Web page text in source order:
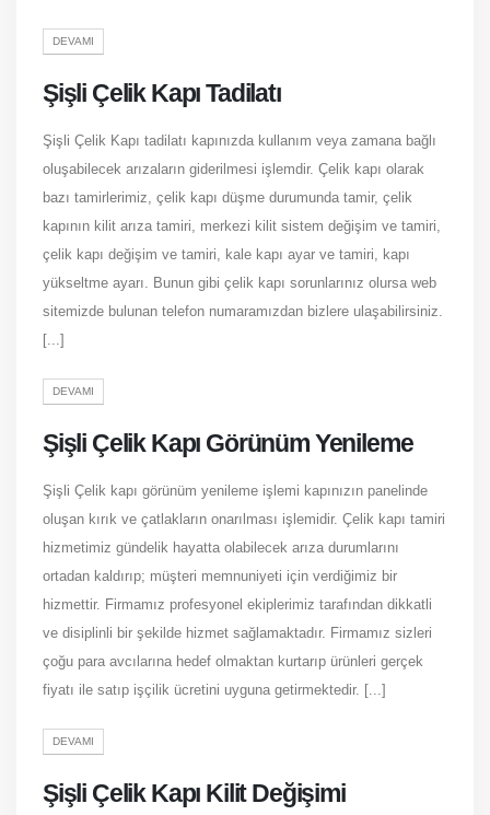
DEVAMI
Şişli Çelik Kapı Tadilatı
Şişli Çelik Kapı tadilatı kapınızda kullanım veya zamana bağlı
oluşabilecek arızaların giderilmesi işlemdir. Çelik kapı olarak
bazı tamirlerimiz, çelik kapı düşme durumunda tamir, çelik
kapının kilit arıza tamiri, merkezi kilit sistem değişim ve tamiri,
çelik kapı değişim ve tamiri, kale kapı ayar ve tamiri, kapı
yükseltme ayarı. Bunun gibi çelik kapı sorunlarınız olursa web
sitemizde bulunan telefon numaramızdan bizlere ulaşabilirsiniz.
[...]
DEVAMI
Şişli Çelik Kapı Görünüm Yenileme
Şişli Çelik kapı görünüm yenileme işlemi kapınızın panelinde
oluşan kırık ve çatlakların onarılması işlemidir. Çelik kapı tamiri
hizmetimiz gündelik hayatta olabilecek arıza durumlarını
ortadan kaldırıp; müşteri memnuniyeti için verdiğimiz bir
hizmettir. Firmamız profesyonel ekiplerimiz tarafından dikkatli
ve disiplinli bir şekilde hizmet sağlamaktadır. Firmamız sizleri
çoğu para avcılarına hedef olmaktan kurtarıp ürünleri gerçek
fiyatı ile satıp işçilik ücretini uyguna getirmektedir. [...]
DEVAMI
Şişli Çelik Kapı Kilit Değişimi